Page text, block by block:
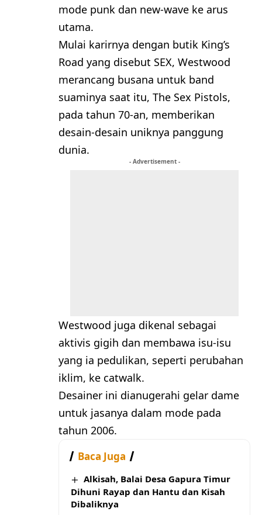
mode punk dan new-wave ke arus
utama.
Mulai karirnya dengan butik King’s
Road yang disebut SEX, Westwood
merancang busana untuk band
suaminya saat itu, The Sex Pistols,
pada tahun 70-an, memberikan
desain-desain uniknya panggung
dunia.
- Advertisement -
Westwood juga dikenal sebagai
aktivis gigih dan membawa isu-isu
yang ia pedulikan, seperti perubahan
iklim, ke catwalk.
Desainer ini dianugerahi gelar dame
untuk jasanya dalam mode pada
tahun 2006.
Baca Juga
Alkisah, Balai Desa Gapura Timur
Dihuni Rayap dan Hantu dan Kisah
Dibaliknya